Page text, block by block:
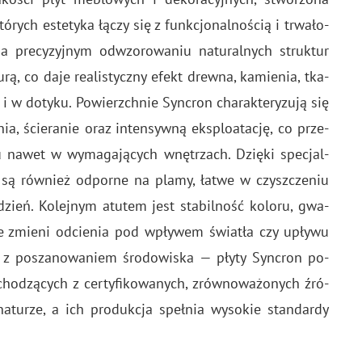
es­te­ty­ka łączy się z funk­cjo­nal­no­ścią i trwa­ło­
pre­cy­zyj­nym od­wzo­ro­wa­niu na­tu­ral­nych struk­tur
co daje re­ali­stycz­ny efekt drew­na, ka­mie­nia, tka­
do­ty­ku. Po­wierzch­nie Syn­cron cha­rak­te­ry­zu­ją się
ście­ra­nie oraz in­ten­syw­ną eks­plo­ata­cję, co prze­
nawet w wy­ma­ga­ją­cych wnę­trzach. Dzię­ki spe­cjal­
rów­nież od­por­ne na plamy, łatwe w czysz­cze­niu
Ko­lej­nym atu­tem jest sta­bil­ność ko­lo­ru, gwa­
od­cie­nia pod wpły­wem świa­tła czy upły­wu
z po­sza­no­wa­niem śro­do­wi­ska — płyty Syn­cron po­
z cer­ty­fi­ko­wa­nych, zrów­no­wa­żo­nych źró­
a ich pro­duk­cja speł­nia wy­so­kie stan­dar­dy